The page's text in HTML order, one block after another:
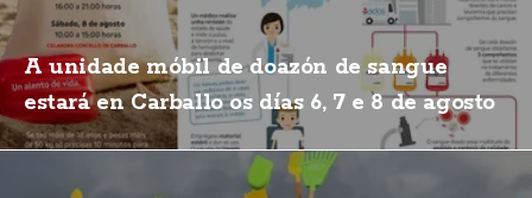
A unidade móbil de doazón de sangue
estará en Carballo os días 6, 7 e 8 de agosto